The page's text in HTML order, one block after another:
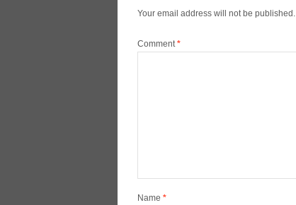
Your email address will not be published.
Comment*
Name *